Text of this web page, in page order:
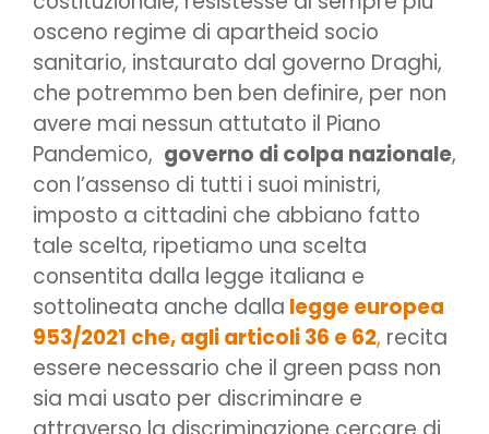
osceno regime di apartheid socio
sanitario, instaurato dal governo Draghi,
che potremmo ben ben definire, per non
avere mai nessun attutato il Piano
Pandemico, governo di colpa nazionale,
con l’assenso di tutti i suoi ministri,
imposto a cittadini che abbiano fatto
tale scelta, ripetiamo una scelta
consentita dalla legge italiana e
sottolineata anche dalla legge europea
953/2021 che, agli articoli 36 e 62, recita
essere necessario che il green pass non
sia mai usato per discriminare e